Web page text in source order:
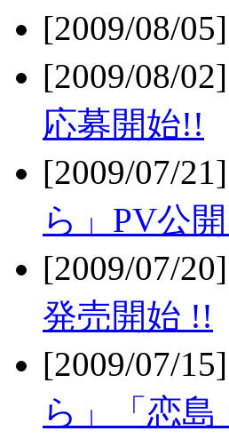
[2009/08/
[2009/08/
応募開始!!
[2009/07/
ら」PV公
[2009/07/
発売開始 !!
[2009/07/
ら」「恋